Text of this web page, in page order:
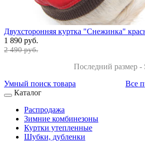
Двухсторонняя куртка "Снежинка"
1 890 руб.
2 490 руб.
Последний размер -
Все
Умный поиск товара
Каталог
Распродажа
Зимние комбинезоны
Куртки утепленные
Шубки, дубленки